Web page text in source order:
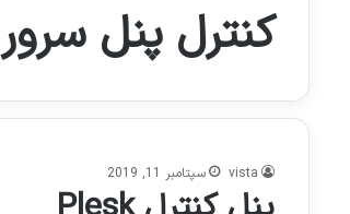
کنترل پنل سرور
vista سپتامبر 11, 2019